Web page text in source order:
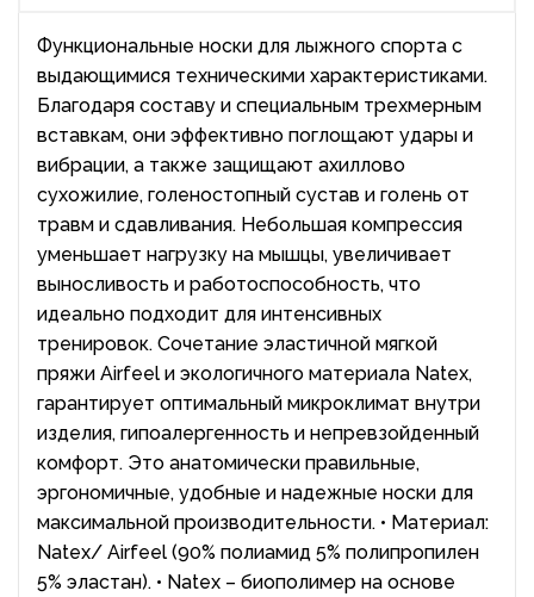
Функциональные носки для лыжного спорта с
выдающимися техническими характеристиками.
Благодаря составу и специальным трехмерным
вставкам, они эффективно поглощают удары и
вибрации, а также защищают ахиллово
сухожилие, голеностопный сустав и голень от
травм и сдавливания. Небольшая компрессия
уменьшает нагрузку на мышцы, увеличивает
выносливость и работоспособность, что
идеально подходит для интенсивных
тренировок. Сочетание эластичной мягкой
пряжи Airfeel и экологичного материала Natex,
гарантирует оптимальный микроклимат внутри
изделия, гипоалергенность и непревзойденный
комфорт. Это анатомически правильные,
эргономичные, удобные и надежные носки для
максимальной производительности. • Материал:
Natex/ Airfeel (90% полиамид 5% полипропилен
5% эластан). • Natex – биополимер на основе